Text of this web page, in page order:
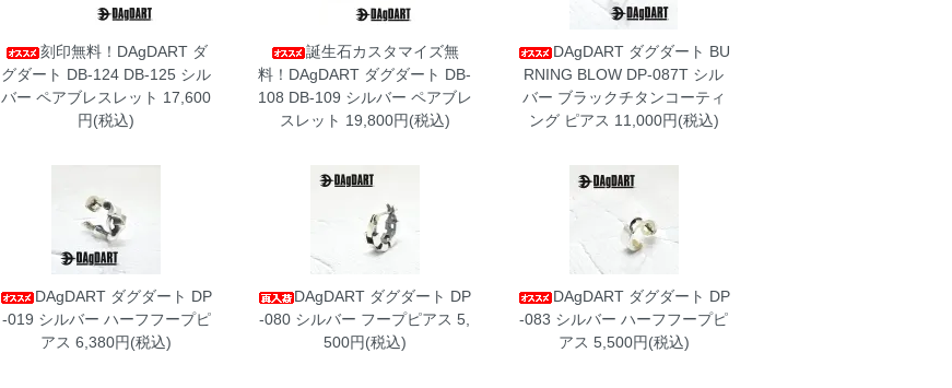
刻印無料！DAgDART ダ
グダート DB-124 DB-125 シル
バー ペアブレスレット 17,600
円(税込)
誕生石カスタマイズ無
料！DAgDART ダグダート DB-
108 DB-109 シルバー ペアブレ
スレット 19,800円(税込)
DAgDART ダグダート BU
RNING BLOW DP-087T シル
バー ブラックチタンコーティ
ング ピアス 11,000円(税込)
DAgDART ダグダート DP
-019 シルバー ハーフフープピ
アス 6,380円(税込)
DAgDART ダグダート DP
-080 シルバー フープピアス 5,
500円(税込)
DAgDART ダグダート DP
-083 シルバー ハーフフープピ
アス 5,500円(税込)